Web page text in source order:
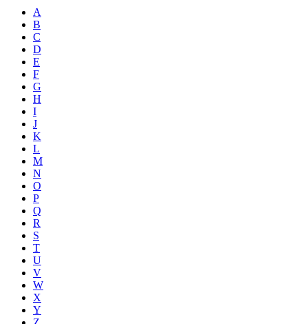
A
B
C
D
E
F
G
H
I
J
K
L
M
N
O
P
Q
R
S
T
U
V
W
X
Y